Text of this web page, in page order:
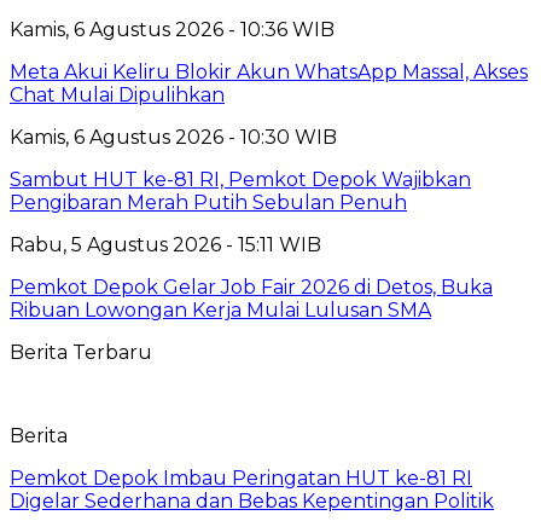
Kamis, 6 Agustus 2026 - 10:36 WIB
Meta Akui Keliru Blokir Akun WhatsApp Massal, Akses
Chat Mulai Dipulihkan
Kamis, 6 Agustus 2026 - 10:30 WIB
Sambut HUT ke-81 RI, Pemkot Depok Wajibkan
Pengibaran Merah Putih Sebulan Penuh
Rabu, 5 Agustus 2026 - 15:11 WIB
Pemkot Depok Gelar Job Fair 2026 di Detos, Buka
Ribuan Lowongan Kerja Mulai Lulusan SMA
Berita Terbaru
Berita
Pemkot Depok Imbau Peringatan HUT ke-81 RI
Digelar Sederhana dan Bebas Kepentingan Politik